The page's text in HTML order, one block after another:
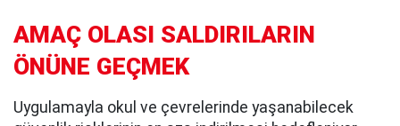
AMAÇ OLASI SALDIRILARIN
ÖNÜNE GEÇMEK
Uygulamayla okul ve çevrelerinde yaşanabilecek